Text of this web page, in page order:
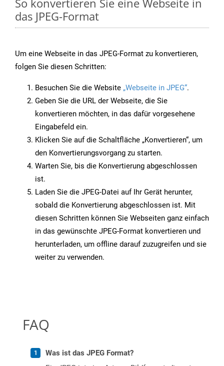
So konvertieren Sie eine Webseite in
das JPEG-Format
Um eine Webseite in das JPEG-Format zu konvertieren,
folgen Sie diesen Schritten:
Besuchen Sie die Website „Webseite in JPEG“.
Geben Sie die URL der Webseite, die Sie
konvertieren möchten, in das dafür vorgesehene
Eingabefeld ein.
Klicken Sie auf die Schaltfläche „Konvertieren“, um
den Konvertierungsvorgang zu starten.
Warten Sie, bis die Konvertierung abgeschlossen
ist.
Laden Sie die JPEG-Datei auf Ihr Gerät herunter,
sobald die Konvertierung abgeschlossen ist. Mit
diesen Schritten können Sie Webseiten ganz einfach
in das gewünschte JPEG-Format konvertieren und
herunterladen, um offline darauf zuzugreifen und sie
weiter zu verwenden.
FAQ
Was ist das JPEG Format?